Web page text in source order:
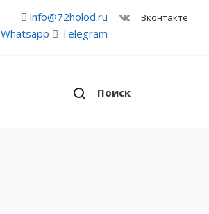
Вконтакте
info@72holod.ru
Whatsapp
Telegram
Поиск